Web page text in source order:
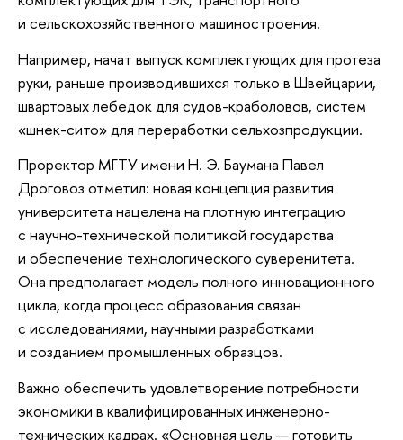
и сельскохозяйственного машиностроения.
Например, начат выпуск комплектующих для протеза
руки, раньше производившихся только в Швейцарии,
швартовых лебедок для судов-краболовов, систем
«шнек-сито» для переработки сельхозпродукции.
Проректор МГТУ имени Н. Э. Баумана Павел
Дроговоз отметил: новая концепция развития
университета нацелена на плотную интеграцию
с научно-технической политикой государства
и обеспечение технологического суверенитета.
Она предполагает модель полного инновационного
цикла, когда процесс образования связан
с исследованиями, научными разработками
и созданием промышленных образцов.
Важно обеспечить удовлетворение потребности
экономики в квалифицированных инженерно-
технических кадрах. «Основная цель — готовить